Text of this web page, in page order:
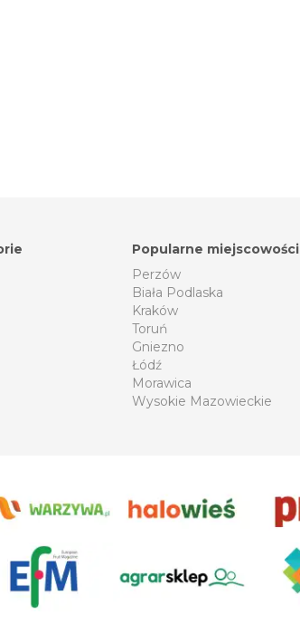
Popularne miejscowości
Perzów
Biała Podlaska
Kraków
Toruń
Gniezno
Łódź
Morawica
Wysokie Mazowieckie